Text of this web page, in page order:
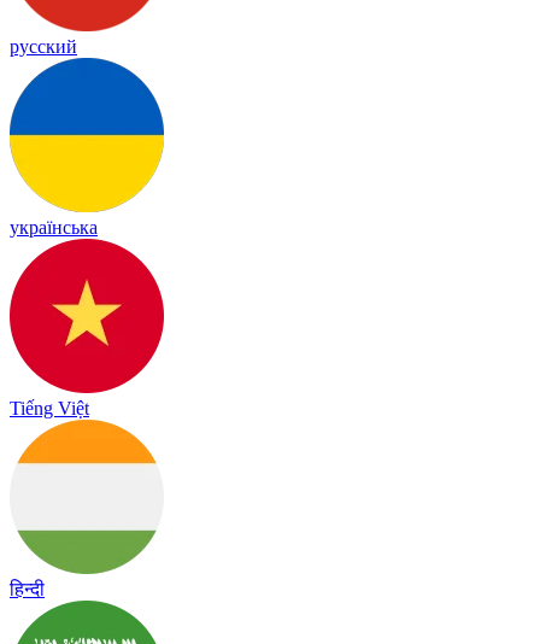
русский
українська
Tiếng Việt
हिन्दी